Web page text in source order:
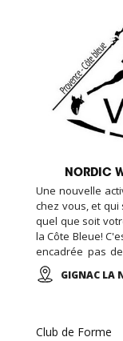
NORDIC
Une nouvelle
chez vous, et
quel que soit
la Côte Bleue!
encadrée pas
par un
la marche et sa
GIGNAC LA
Club de Forme